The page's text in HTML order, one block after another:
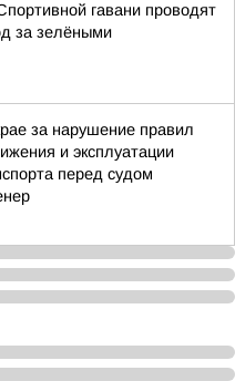
гавани проводят
за зелёными
за нарушение правил
и эксплуатации
перед судом